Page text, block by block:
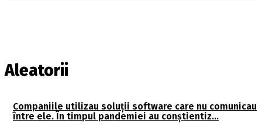
Aleatorii
Companiile utilizau soluţii software care nu comunicau
între ele. În timpul pandemiei au conştientiz…